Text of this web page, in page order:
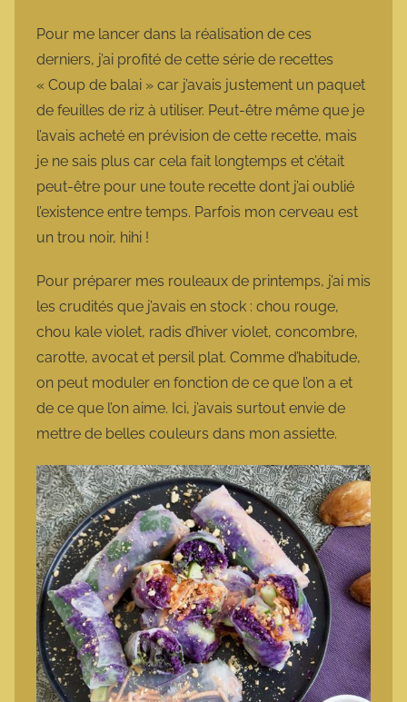
Pour me lancer dans la réalisation de ces
derniers, j’ai profité de cette série de recettes
« Coup de balai » car j’avais justement un paquet
de feuilles de riz à utiliser. Peut-être même que je
l’avais acheté en prévision de cette recette, mais
je ne sais plus car cela fait longtemps et c’était
peut-être pour une toute recette dont j’ai oublié
l’existence entre temps. Parfois mon cerveau est
un trou noir, hihi !
Pour préparer mes rouleaux de printemps, j’ai mis
les crudités que j’avais en stock : chou rouge,
chou kale violet, radis d’hiver violet, concombre,
carotte, avocat et persil plat. Comme d’habitude,
on peut moduler en fonction de ce que l’on a et
de ce que l’on aime. Ici, j’avais surtout envie de
mettre de belles couleurs dans mon assiette.